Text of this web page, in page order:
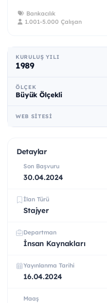
Bankacılık
1.001-5.000 Çalışan
KURULUŞ YILI
1989
ÖLÇEK
Büyük Ölçekli
WEB SITESI
Detaylar
Son Başvuru
30.04.2024
İlan Türü
Stajyer
Departman
İnsan Kaynakları
Yayınlanma Tarihi
16.04.2024
Maaş